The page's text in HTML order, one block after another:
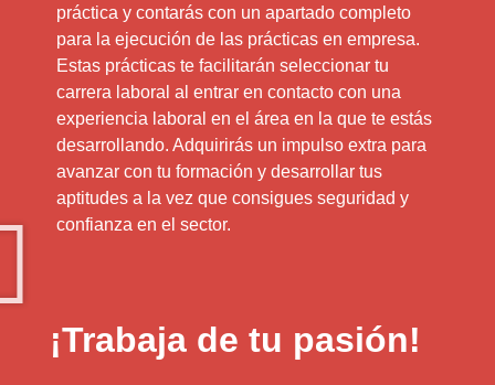
práctica y contarás con un apartado completo
para la ejecución de las prácticas en empresa.
Estas prácticas te facilitarán seleccionar tu
carrera laboral al entrar en contacto con una
experiencia laboral en el área en la que te estás
desarrollando. Adquirirás un impulso extra para
avanzar con tu formación y desarrollar tus
aptitudes a la vez que consigues seguridad y
confianza en el sector.
¡Trabaja de tu pasión!